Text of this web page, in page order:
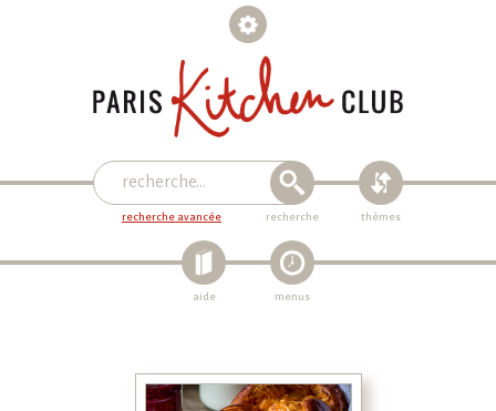
recherche
recherche avancée thèmes
aide menus